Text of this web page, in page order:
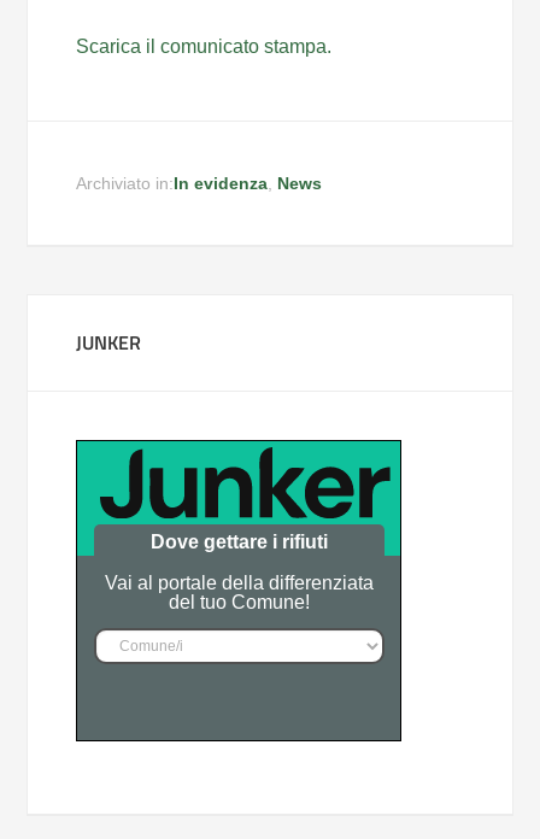
Scarica il comunicato stampa.
Archiviato in:In evidenza News
JUNKER
Dove gettare i rifiuti
Vai al portale della differenziata
del tuo Comune!